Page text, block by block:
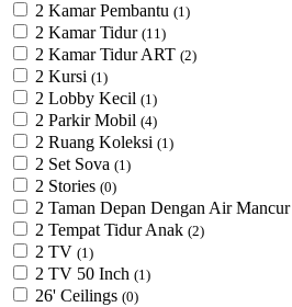
2 Kamar Pembantu (1)
2 Kamar Tidur (11)
2 Kamar Tidur ART (2)
2 Kursi (1)
2 Lobby Kecil (1)
2 Parkir Mobil (4)
2 Ruang Koleksi (1)
2 Set Sova (1)
2 Stories (0)
2 Taman Depan Dengan Air Mancur
2 Tempat Tidur Anak (2)
2 TV (1)
2 TV 50 Inch (1)
26' Ceilings (0)